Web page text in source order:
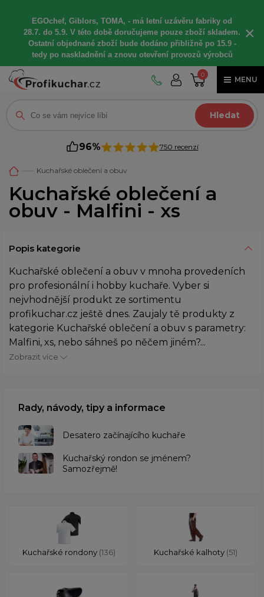
EGOchef, Giblors, TOMA, - má letní uzávěru fabriky od
28.7. do 5.9. V této době doručujeme pouze zboží skladem.
Ostatní objednané zboží bude dodáno přibližně po 15.9 -
tedy po naskladnění a znovu otevření provozů výrobců
×
0
MENU
Hledat
96% 750 recenzí
Kuchařské oblečení a obuv
Kuchařské oblečení a
obuv - Malfini - xs
Popis kategorie
Kuchařské oblečení a obuv v mnoha provedeních
pro profesionální i hobby kuchaře. Vyber si
nejvhodnější produkt ze sortimentu
profikuchar.cz ještě dnes. Zaujaly tě produkty z
kategorie Kuchařské oblečení a obuv s parametry:
Malfini, xs, nebo sáhneš po něčem jiném?...
Zobrazit více
Rady, návody, tipy a informace
Desatero začínajícího kuchaře
Kuchařský rondon se jménem?
Samozřejmě!
Kuchařské rondony (136) Kuchařské kalhoty (51)